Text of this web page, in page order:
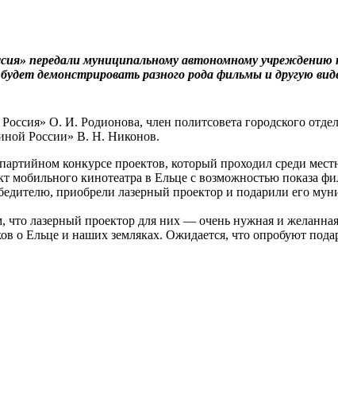
передали муниципальному автономному учреждению
демонстрировать разного рода фильмы и другую
О. И. Родионова, член политсовета городского
России» В. Н. Никонов.
конкурсе проектов, который проходил среди
кинотеатра в Ельце с возможностью показа
приобрели лазерный проектор и подарили его
что лазерный проектор для них — очень нужная и
Ельце и наших земляках. Ожидается, что опробуют